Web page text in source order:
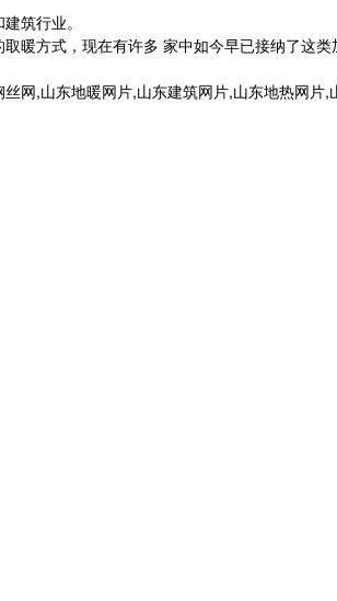
筑行业。
暖方式，现在有许多 家中如今早已接纳了这
网,山东地暖网片,山东建筑网片,山东地热网片